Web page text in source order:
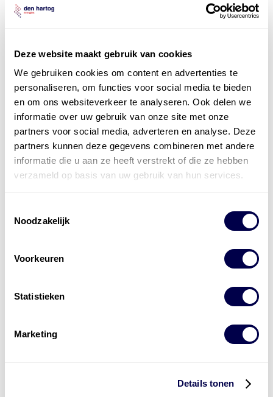
Deze website maakt gebruik van cookies
We gebruiken cookies om content en advertenties te
personaliseren, om functies voor social media te bieden
en om ons websiteverkeer te analyseren. Ook delen we
informatie over uw gebruik van onze site met onze
partners voor social media, adverteren en analyse. Deze
partners kunnen deze gegevens combineren met andere
informatie die u aan ze heeft verstrekt of die ze hebben
verzameld op basis van uw gebruik van hun services.
Noodzakelijk
Voorkeuren
Statistieken
Marketing
Details tonen
Officieel distributeur met Mobil Smeermiddelen
voor alle sectoren
Welke olie heb ik nodig
Alle producten bekijken